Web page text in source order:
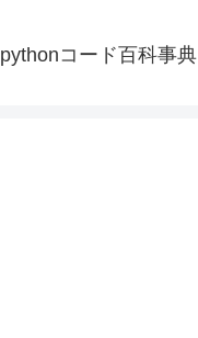
pythonコード百科事典